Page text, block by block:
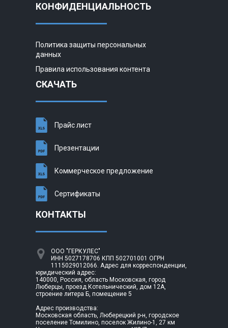
КОНФИДЕНЦИАЛЬНОСТЬ
Политика защиты персональных
данных
Правила использования контента
СКАЧАТЬ
Прайс лист
Презентации
Коммерческое предложение
Сертификаты
КОНТАКТЫ
ООО "ГЕРКУЛЕС"
ИНН 5027178706 КПП 502701001 ОГРН
1115029012066. Адрес для корреспонденции,
юридический адрес:
140000, Россия, область Московская, город
Люберцы, проезд Котельнический, дом 12А,
строение литера Б, помещение 5
Адрес производства:
Московская область, Люберецкий р-н, городское
поселение Томилино, поселок Жилино-1, 27 км